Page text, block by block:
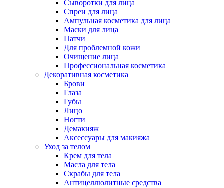
Сыворотки для лица
Спреи для лица
Ампульная косметика для лица
Маски для лица
Патчи
Для проблемной кожи
Очищение лица
Профессиональная косметика
Декоративная косметика
Брови
Глаза
Губы
Лицо
Ногти
Демакияж
Аксессуары для макияжа
Уход за телом
Крем для тела
Масла для тела
Скрабы для тела
Антицеллюлитные средства